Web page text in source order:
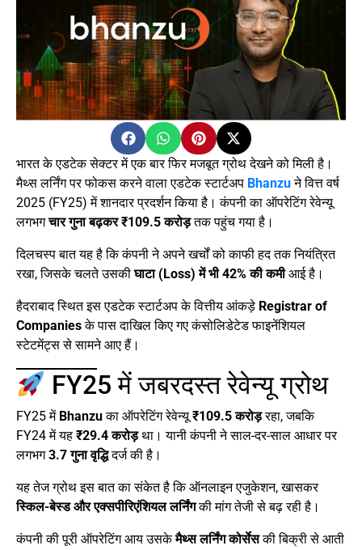
भारत के एडटेक सेक्टर में एक बार फिर मजबूत ग्रोथ देखने को मिली है।
मैथ्स लर्निंग पर फोकस करने वाला एडटेक स्टार्टअप Bhanzuने वित्त वर्ष
2025 (FY25) में शानदार प्रदर्शन किया है। कंपनी का ऑपरेटिंग रेवेन्यू
लगभगचार गुना बढ़कर ₹109.5 करोड़तक पहुंच गया है।
दिलचस्प बात यह है कि कंपनी ने अपने खर्चों को काफी हद तक नियंत्रित
रखा, जिसके चलते उसकीघाटा (Loss) में भी 42% की कमीआई है।
हैदराबाद स्थित इस एडटेक स्टार्टअप के वित्तीय आंकड़े Registrar of
Companiesके पास दाखिल किए गए कंसोलिडेटेड फाइनेंशियल
स्टेटमेंट्स से सामने आए हैं।
FY25 में जबरदस्त रेवेन्यू ग्रोथ
FY25 में Bhanzuका ऑपरेटिंग रेवेन्यू₹109.5 करोड़रहा, जबकि
FY24 में यह ₹29.4 करोड़था। यानी कंपनी ने साल-दर-साल आधार पर
लगभग3.7 गुना वृद्धिदर्ज की है।
यह तेज ग्रोथ इस बात का संकेत है कि ऑनलाइन एजुकेशन, खासकर
स्किल-बेस्ड और एक्सपीरिएंशियल लर्निंगकी मांग तेजी से बढ़ रही है।
कंपनी की पूरी ऑपरेटिंग आय उसकेमैथ्स लर्निंग कोर्सेसकी बिक्री से आती